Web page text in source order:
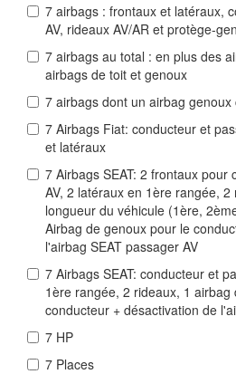
7 airbags : frontaux et latéraux,
AV, rideaux AV/AR et protège-
7 airbags au total : en plus des
airbags de toit et genoux
7 airbags dont un airbag genoux
7 Airbags Fiat: conducteur et
et latéraux
7 Airbags SEAT: 2 frontaux pour
AV, 2 latéraux en 1ère rangée,
longueur du véhicule (1ère,
Airbag de genoux pour le
l'airbag SEAT passager AV
7 Airbags SEAT: conducteur et
1ère rangée, 2 rideaux, 1
conducteur + désactivation de
7 HP
7 Places